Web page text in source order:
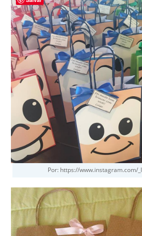
Por: https://www.instagram.com/